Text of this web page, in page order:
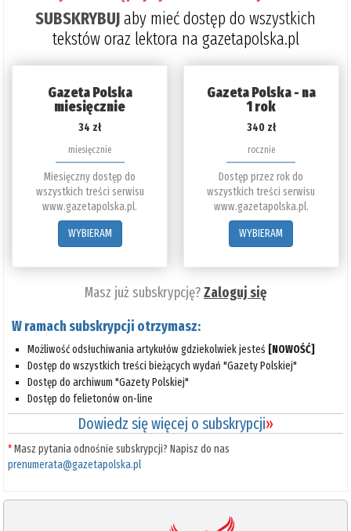
SUBSKRYBUJaby mieć dostęp do wszystkich
tekstów oraz lektora na gazetapolska.pl
Gazeta Polska
miesięcznie
34 zł
miesięcznie
Miesięczny dostęp do
wszystkich treści serwisu
www.gazetapolska.pl.
WYBIERAM
Gazeta Polska - na
1 rok
340 zł
rocznie
Dostęp przez rok do
wszystkich treści serwisu
www.gazetapolska.pl.
WYBIERAM
Masz już subskrypcję?Zaloguj się
W ramach subskrypcji otrzymasz:
Możliwość odsłuchiwania artykułów gdziekolwiek jesteś [NOWOŚĆ]
Dostęp do wszystkich treści bieżących wydań "Gazety Polskiej"
Dostęp do archiwum "Gazety Polskiej"
Dostęp do felietonów on-line
Dowiedz się więcej o subskrypcji»
*Masz pytania odnośnie subskrypcji? Napisz do nas
prenumerata@gazetapolska.pl